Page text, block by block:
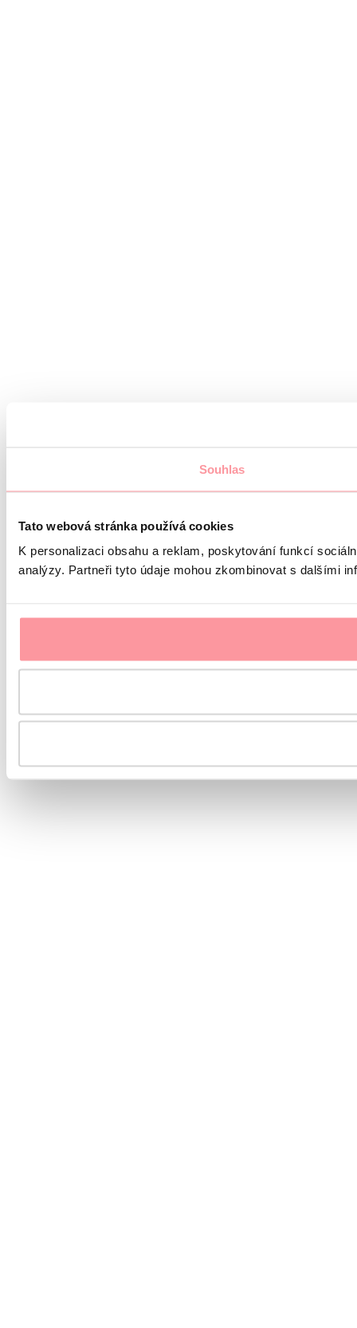
Souhlas
Tato webová stránka používá cookies
K personalizaci obsahu a reklam, poskytování funkcí
analýzy. Partneři tyto údaje mohou zkombinovat s dalšími